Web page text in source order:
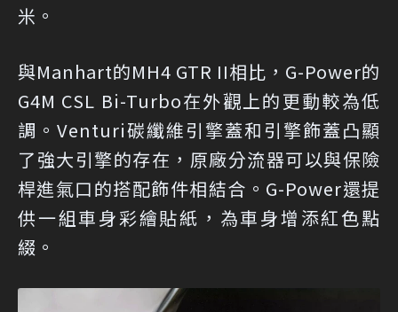
米。
與Manhart的MH4 GTR II相比，G-Power的
G4M CSL Bi-Turbo在外觀上的更動較為低
調。Venturi碳纖維引擎蓋和引擎飾蓋凸顯
了強大引擎的存在，原廠分流器可以與保險
桿進氣口的搭配飾件相結合。G-Power還提
供一組車身彩繪貼紙，為車身增添紅色點
綴。